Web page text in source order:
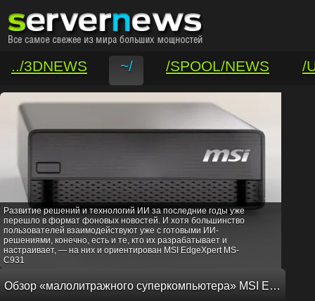
../3DNEWS ~/ /SPOOL/NEWS
/
/VAR/CONTACT
Развитие решений и технологий ИИ за последние годы уже
перешло в формат фоновых новостей. И хотя большинство
пользователей взаимодействуют уже с готовыми ИИ-
решениями, конечно, есть и те, кто их разрабатывает и
настраивает, — на них и ориентирован MSI EdgeXpert MS-
C931
Обзор «малолитражного суперкомпьютера» MSI EdgeXpert MS-C931